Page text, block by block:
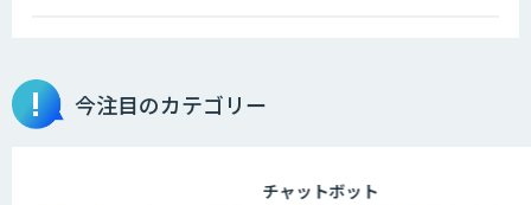
伴走型でAI活用を定着させる「生成AIブ
ートキャンプ」
今注目のカテゴリー
チャットボット